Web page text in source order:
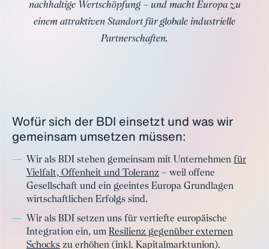
nachhaltige Wertschöpfung – und macht Europa zu
einem attraktiven Standort für globale industrielle
Partnerschaften.
Wofür sich der BDI einsetzt und was wir
gemeinsam umsetzen müssen:
Wir als BDI stehen gemeinsam mit Unternehmen für
Vielfalt, Offenheit und Toleranz – weil offene
Gesellschaft und ein geeintes Europa Grundlagen
wirtschaftlichen Erfolgs sind.
Wir als BDI setzen uns für vertiefte europäische
Integration ein, um Resilienz gegenüber externen
Schocks zu erhöhen (inkl. Kapitalmarktunion).